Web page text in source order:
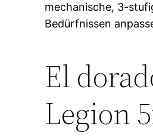
mechanische, 3-
Bedürfnissen
El
Legion